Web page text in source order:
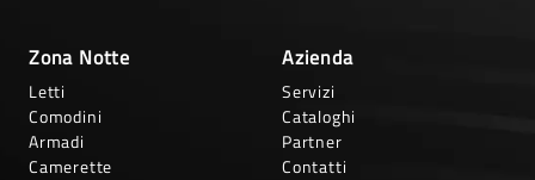
Zona Notte
Letti
Comodini
Armadi
Camerette
Azienda
Servizi
Cataloghi
Partner
Contatti